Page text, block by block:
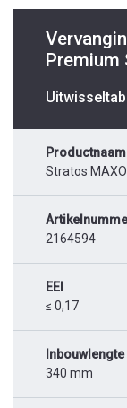
Premium
Productnaam
Stratos
2164594
EEI
≤ 0,17
Inbouwlengte
340 mm